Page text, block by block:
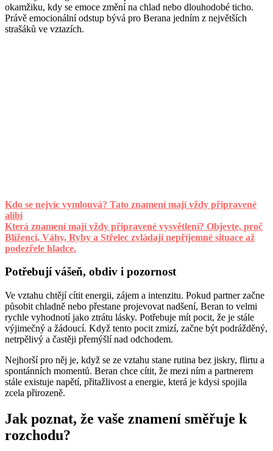
okamžiku, kdy se emoce změní na chlad nebo dlouhodobé ticho.
Právě emocionální odstup bývá pro Berana jedním z největších
strašáků ve vztazích.
Kdo se nejvíc vymlouvá? Tato znamení mají vždy připravené
alibi
Která znamení mají vždy připravené vysvětlení? Objevte, proč
Blíženci, Váhy, Ryby a Střelec zvládají nepříjemné situace až
podezřele hladce.
Potřebují vášeň, obdiv i pozornost
Ve vztahu chtějí cítit energii, zájem a intenzitu. Pokud partner začne
působit chladně nebo přestane projevovat nadšení, Beran to velmi
rychle vyhodnotí jako ztrátu lásky. Potřebuje mít pocit, že je stále
výjimečný a žádoucí. Když tento pocit zmizí, začne být podrážděný,
netrpělivý a častěji přemýšlí nad odchodem.
Nejhorší pro něj je, když se ze vztahu stane rutina bez jiskry, flirtu a
spontánních momentů. Beran chce cítit, že mezi ním a partnerem
stále existuje napětí, přitažlivost a energie, která je kdysi spojila
zcela přirozeně.
Jak poznat, že vaše znamení směřuje k
rozchodu?